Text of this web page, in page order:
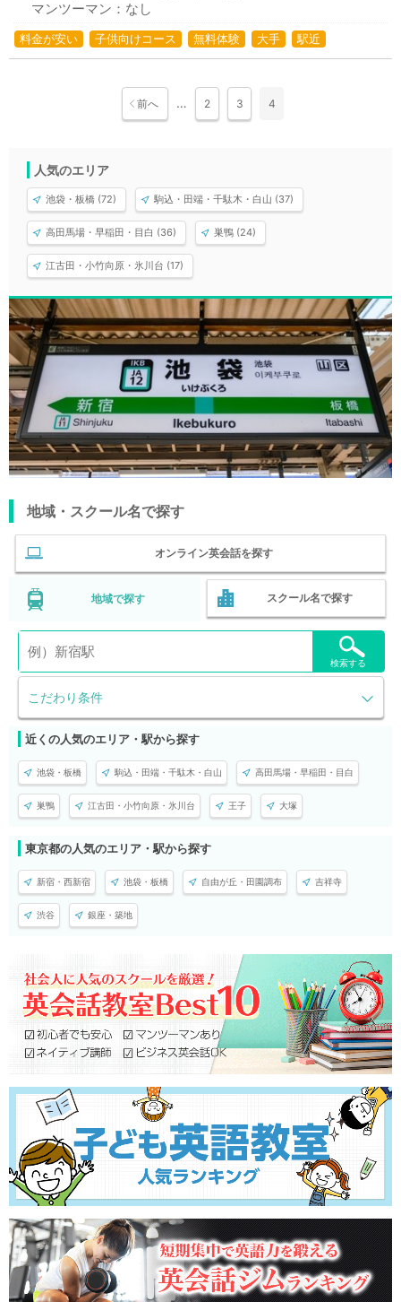
マンツーマン：なし
料金が安い 子供向けコース 無料体験 大手 駅近
前へ … 2 3 4
人気のエリア
池袋・板橋 (72) 駒込・田端・千駄木・白山 (37)
高田馬場・早稲田・目白 (36) 巣鴨 (24)
江古田・小竹向原・氷川台 (17)
地域・スクール名で探す
オンライン英会話を探す
地域で探す スクール名で探す
こだわり条件
検索する
近くの人気のエリア・駅から探す
池袋・板橋 駒込・田端・千駄木・白山 高田馬場・早稲田・目白
巣鴨 江古田・小竹向原・氷川台 王子 大塚
東京都の人気のエリア・駅から探す
新宿・西新宿 池袋・板橋 自由が丘・田園調布 吉祥寺
渋谷 銀座・築地